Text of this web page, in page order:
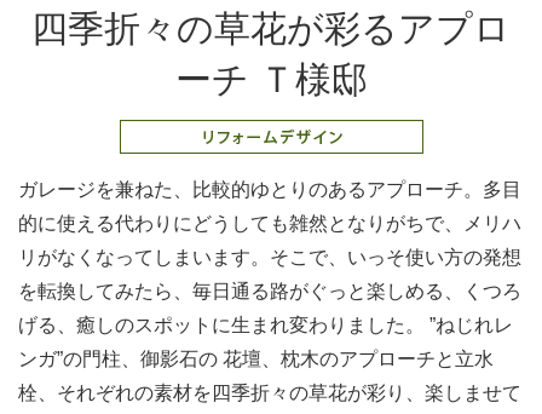
四季折々の草花が彩るアプロ
ーチ Ｔ様邸
ガレージを兼ねた、比較的ゆとりのあるアプローチ。多目
的に使える代わりにどうしても雑然となりがちで、メリハ
リがなくなってしまいます。そこで、いっそ使い方の発想
を転換してみたら、毎日通る路がぐっと楽しめる、くつろ
げる、癒しのスポットに生まれ変わりました。 ”ねじれレ
ンガ”の門柱、御影石の 花壇、枕木のアプローチと立水
栓、それぞれの素材を四季折々の草花が彩り、楽しませて